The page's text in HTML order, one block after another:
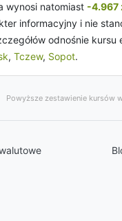
wynosi natomiast -4.967
informacyjny i nie
odnośnie
, Tczew, Sopot.
Powyższe zestawienie kursów